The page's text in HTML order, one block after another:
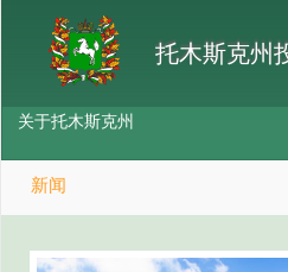
托木斯克州
关于托木斯克州
新闻